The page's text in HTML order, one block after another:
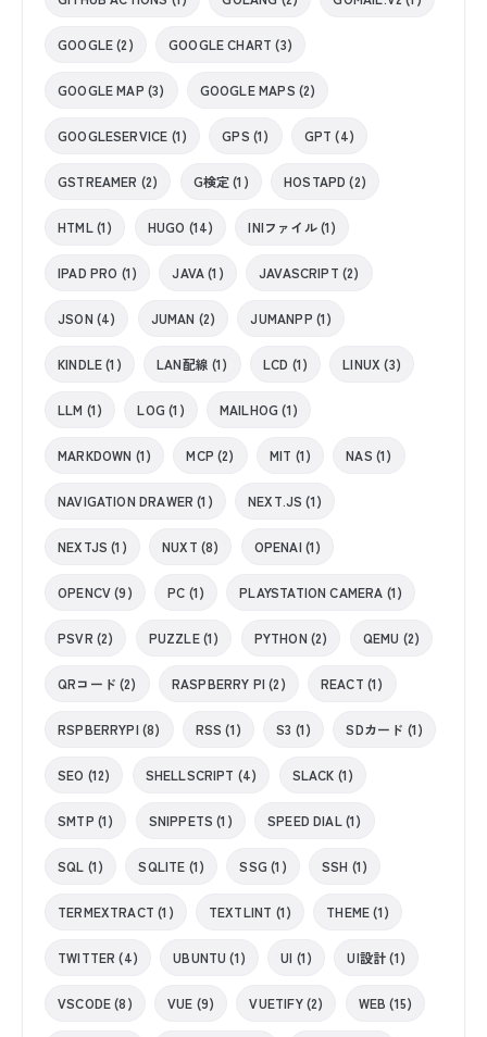
GOOGLE (2) GOOGLE CHART (3)
GOOGLE MAP (3) GOOGLE MAPS (2)
GOOGLESERVICE (1) GPS (1) GPT (4)
GSTREAMER (2) G検定 (1) HOSTAPD (2)
HTML (1) HUGO (14) INIファイル (1)
IPAD PRO (1) JAVA (1) JAVASCRIPT (2)
JSON (4) JUMAN (2) JUMANPP (1)
KINDLE (1) LAN配線 (1) LCD (1) LINUX (3)
LLM (1) LOG (1) MAILHOG (1)
MARKDOWN (1) MCP (2) MIT (1) NAS (1)
NAVIGATION DRAWER (1) NEXT.JS (1)
NEXTJS (1) NUXT (8) OPENAI (1)
OPENCV (9) PC (1) PLAYSTATION CAMERA (1)
PSVR (2) PUZZLE (1) PYTHON (2) QEMU (2)
QRコード (2) RASPBERRY PI (2) REACT (1)
RSPBERRYPI (8) RSS (1) S3 (1) SDカード (1)
SEO (12) SHELLSCRIPT (4) SLACK (1)
SMTP (1) SNIPPETS (1) SPEED DIAL (1)
SQL (1) SQLITE (1) SSG (1) SSH (1)
TERMEXTRACT (1) TEXTLINT (1) THEME (1)
TWITTER (4) UBUNTU (1) UI (1) UI設計 (1)
VSCODE (8) VUE (9) VUETIFY (2) WEB (15)